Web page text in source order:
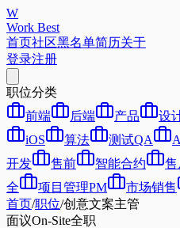
W
Work Best
首页社区黑名单简历关于
登录注册
职位分类
前端
后端 产品 设
iOS
算法 测试QA
开发
售前 智能合约 售
全
项目管理PM 市场销售
首页/职位/创意文案主管
面议On-Site全职